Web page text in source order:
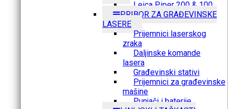
Leica Piper 200 & 100
PRIBOR ZA GRAĐEVINSKE
LASERE
Prijemnici laserskog
zraka
Daljinske komande
lasera
Građevinski stativi
Prijemnici za građevinske
mašine
Punjači i baterije